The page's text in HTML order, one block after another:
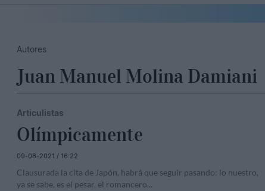
Autores
Juan Manuel Molina Damiani
Articulistas
Olímpicamente
09-08-2021 / 16:22
Clausurada la cita de Japón, habrá que seguir pasando: lo nuestro,
ya se sabe, es el pesar, el romancero...